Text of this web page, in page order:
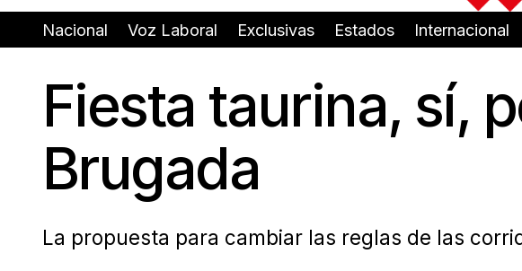
Nacional Voz Laboral Exclusivas Estados Internacional
Fiesta taurina, sí,
Brugada
La propuesta para cambiar las reglas de las